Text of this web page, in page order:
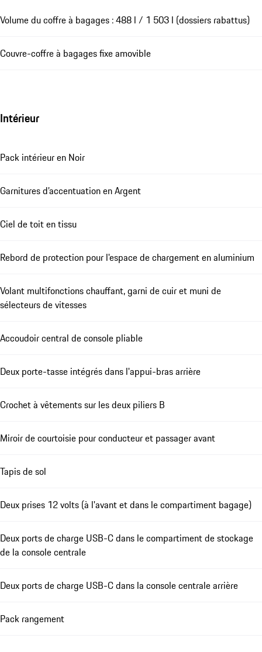
Volume du coffre à bagages : 488 l / 1 503 l (dossiers rabattus)
Couvre-coffre à bagages fixe amovible
Intérieur
Pack intérieur en Noir
Garnitures d’accentuation en Argent
Ciel de toit en tissu
Rebord de protection pour l'espace de chargement en aluminium
Volant multifonctions chauffant, garni de cuir et muni de
sélecteurs de vitesses
Accoudoir central de console pliable
Deux porte-tasse intégrés dans l'appui-bras arrière
Crochet à vêtements sur les deux piliers B
Miroir de courtoisie pour conducteur et passager avant
Tapis de sol
Deux prises 12 volts (à l'avant et dans le compartiment bagage)
Deux ports de charge USB-C dans le compartiment de stockage
de la console centrale
Deux ports de charge USB-C dans la console centrale arrière
Pack rangement